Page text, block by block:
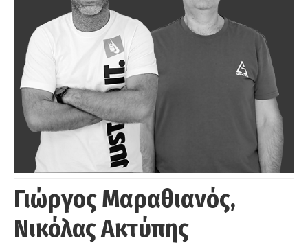
Γιώργος Μαραθιανός,
Νικόλας Ακτύπης